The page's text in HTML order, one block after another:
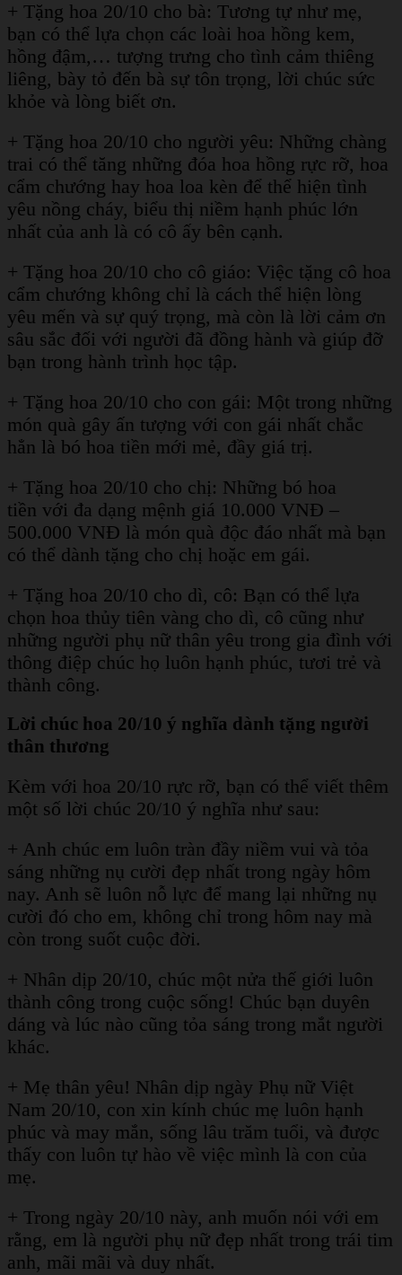
+ Tặng hoa 20/10 cho bà: Tương tự như mẹ,
bạn có thể lựa chọn các loài hoa hồng kem,
hồng đậm,… tượng trưng cho tình cảm thiêng
liêng, bày tỏ đến bà sự tôn trọng, lời chúc sức
khỏe và lòng biết ơn.
+ Tặng hoa 20/10 cho người yêu: Những chàng
trai có thể tăng những đóa hoa hồng rực rỡ, hoa
cẩm chướng hay hoa loa kèn để thể hiện tình
yêu nồng cháy, biểu thị niềm hạnh phúc lớn
nhất của anh là có cô ấy bên cạnh.
+ Tặng hoa 20/10 cho cô giáo: Việc tặng cô hoa
cẩm chướng không chỉ là cách thể hiện lòng
yêu mến và sự quý trọng, mà còn là lời cảm ơn
sâu sắc đối với người đã đồng hành và giúp đỡ
bạn trong hành trình học tập.
+ Tặng hoa 20/10 cho con gái: Một trong những
món quà gây ấn tượng với con gái nhất chắc
hẳn là bó hoa tiền mới mẻ, đầy giá trị.
+ Tặng hoa 20/10 cho chị: Những bó hoa
tiền với đa dạng mệnh giá 10.000 VNĐ –
500.000 VNĐ là món quà độc đáo nhất mà bạn
có thể dành tặng cho chị hoặc em gái.
+ Tặng hoa 20/10 cho dì, cô: Bạn có thể lựa
chọn hoa thủy tiên vàng cho dì, cô cũng như
những người phụ nữ thân yêu trong gia đình với
thông điệp chúc họ luôn hạnh phúc, tươi trẻ và
thành công.
Lời chúc hoa 20/10 ý nghĩa dành tặng người
thân thương
Kèm với hoa 20/10 rực rỡ, bạn có thể viết thêm
một số lời chúc 20/10 ý nghĩa như sau:
+ Anh chúc em luôn tràn đầy niềm vui và tỏa
sáng những nụ cười đẹp nhất trong ngày hôm
nay. Anh sẽ luôn nỗ lực để mang lại những nụ
cười đó cho em, không chỉ trong hôm nay mà
còn trong suốt cuộc đời.
+ Nhân dịp 20/10, chúc một nửa thế giới luôn
thành công trong cuộc sống! Chúc bạn duyên
dáng và lúc nào cũng tỏa sáng trong mắt người
khác.
+ Mẹ thân yêu! Nhân dịp ngày Phụ nữ Việt
Nam 20/10, con xin kính chúc mẹ luôn hạnh
phúc và may mắn, sống lâu trăm tuổi, và được
thấy con luôn tự hào về việc mình là con của
mẹ.
+ Trong ngày 20/10 này, anh muốn nói với em
rằng, em là người phụ nữ đẹp nhất trong trái tim
anh, mãi mãi và duy nhất.